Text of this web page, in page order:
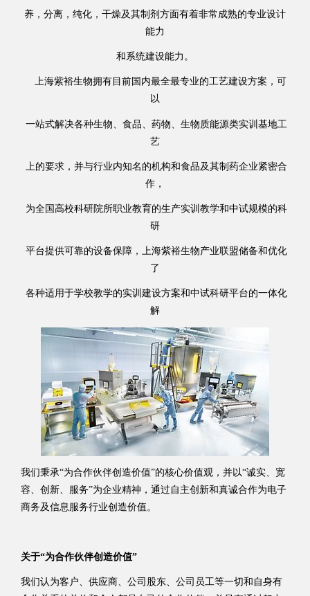
养，分离，纯化，干燥及其制剂方面有着非常成熟的专业设计
能力
和系统建设能力。
上海紫裕生物拥有目前国内最全最专业的工艺建设方案，可
以
一站式解决各种生物、食品、药物、生物质能源类实训基地工
艺
上的要求，并与行业内知名的机构和食品及其制药企业紧密合
作，
为全国高校科研院所职业教育的生产实训教学和中试规模的科
研
平台提供可靠的设备保障，上海紫裕生物产业联盟储备和优化
了
各种适用于学校教学的实训建设方案和中试科研平台的一体化
解
我们秉承“为合作伙伴创造价值”的核心价值观，并以“诚实、宽
容、创新、服务”为企业精神，通过自主创新和真诚合作为电子
商务及信息服务行业创造价值。
关于“为合作伙伴创造价值”
我们认为客户、供应商、公司股东、公司员工等一切和自身有